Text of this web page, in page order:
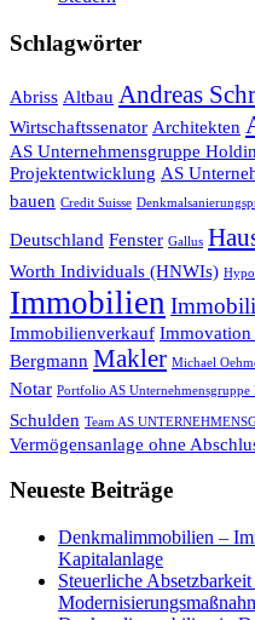
Schlagwörter
Abriss Altbau Andreas
Wirtschaftssenator Architekten
AS Unternehmensgruppe
Projektentwicklung AS
bauen Credit Suisse
Deutschland Fenster Gallus
Worth Individuals (HNWIs)
Immobilien
Immobilienverkauf Immovation
Bergmann Makler Michael
Notar Portfolio AS Unternehmensgruppe
Schulden Team AS
Vermögensanlage ohne
Neueste Beiträge
Denkmalimmobilien –
Kapitalanlage
Steuerliche